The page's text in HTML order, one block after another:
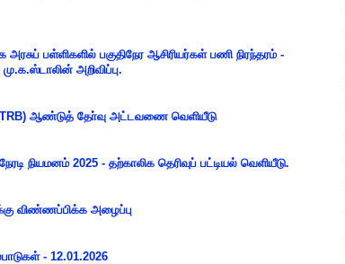
பள்ளிகளில் பகுதிநேர ஆசிரியர்கள் பணி நிரந்தரம் -
அறிவிப்பு.
(TRB) ஆண்டுத் தோ்வு அட்டவணை வெளியீடு
நியமனம் 2025 - தற்காலிக தெரிவுப் பட்டியல் வெளியீடு.
விண்ணப்பிக்க அழைப்பு
- 12.01.2026